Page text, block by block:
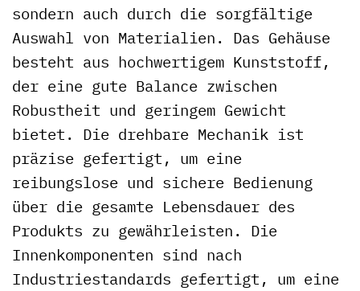
sondern auch durch die sorgfältige
Auswahl von Materialien. Das Gehäuse
besteht aus hochwertigem Kunststoff,
der eine gute Balance zwischen
Robustheit und geringem Gewicht
bietet. Die drehbare Mechanik ist
präzise gefertigt, um eine
reibungslose und sichere Bedienung
über die gesamte Lebensdauer des
Produkts zu gewährleisten. Die
Innenkomponenten sind nach
Industriestandards gefertigt, um eine